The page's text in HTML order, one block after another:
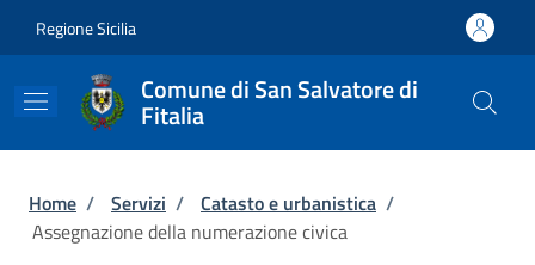
Regione Sicilia
Comune di San Salvatore di
Fitalia
Briciole di pane
Home / Servizi / Catasto e urbanistica /
Assegnazione della numerazione civica